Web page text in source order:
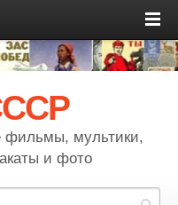
фильмы, мультики,
и фото